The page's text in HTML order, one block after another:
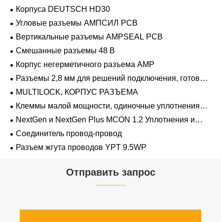
Корпуса DEUTSCH HD30
Угловые разъемы АМПСИЛ PCB
Вертикальные разъемы AMPSEAL PCB
Смешанные разъемы 48 В
Корпус негерметичного разъема AMP
Разъемы 2,8 мм для решений подключения, готовых
к напряжению 48 В
MULTILOCK, КОРПУС РАЗЪЕМА
Клеммы малой мощности, одиночные уплотнения
проводов 1,2 мм-2,8 мм
NextGen и NextGen Plus MCON 1.2 Уплотнения и
заглушки для полостей с одинарной проволокой с
замком-копьем
Соединитель провод-провод
Разъем жгута проводов YPT 9.5WP
Отправить запрос